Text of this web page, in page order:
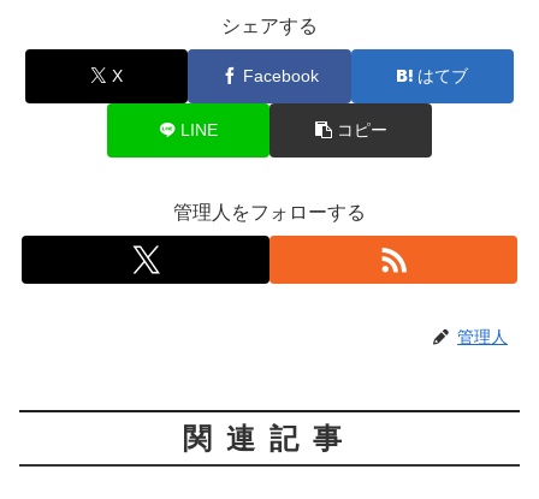
シェアする
X Facebook はてブ
LINE コピー
管理人をフォローする
管理人
関連記事